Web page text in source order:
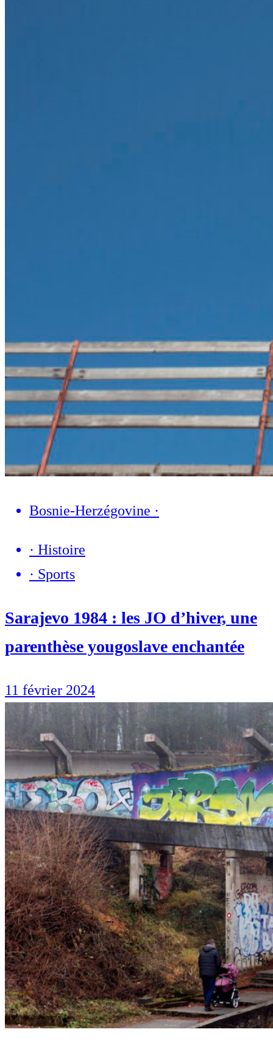
Bosnie-Herzégovine ·
· Histoire
· Sports
Sarajevo 1984 : les JO d’hiver, une
parenthèse yougoslave enchantée
11 février 2024